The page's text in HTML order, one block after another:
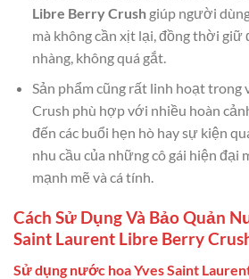
Libre Berry Crushgiúp người
mà không cần xịt lại, đồng thời
nhàng, không quá gắt.
Sản phẩm cũng rất linh hoạt trong
Crush phù hợp với nhiều hoàn
đến các buổi hẹn hò hay sự kiện
nhu cầu của những cô gái hiện đại
mạnh mẽ và cá tính.
Cách Sử Dụng Và Bảo Quản
Saint Laurent Libre Berry
Sử dụng nước hoa Yves Saint